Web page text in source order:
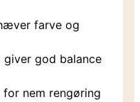
farve og
god balance
for nem rengøring